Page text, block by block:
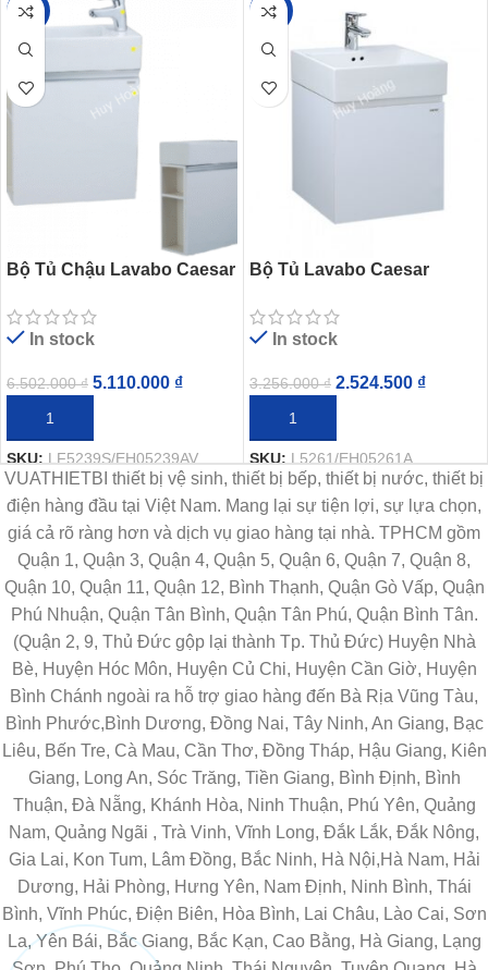
-21%
Bộ Tủ Chậu Lavabo Caesar
In stock
6.502.000₫ 5.110.000 ₫
THÊM VÀO GIỎ HÀNG
SKU:LF5239S/EH05239AV
-22%
Bộ Tủ Lavabo Caesar
In stock
3.256.000₫ 2.524.500 ₫
THÊM VÀO GIỎ HÀNG
SKU:L5261/EH05261A
VUATHIETBI thiết bị vệ sinh, thiết bị bếp, thiết bị nước, thiết bị
điện hàng đầu tại Việt Nam. Mang lại sự tiện lợi, sự lựa chọn,
giá cả rõ ràng hơn và dịch vụ giao hàng tại nhà. TPHCM gồm
Quận 1, Quận 3, Quận 4, Quận 5, Quận 6, Quận 7, Quận 8,
Quận 10, Quận 11, Quận 12, Bình Thạnh, Quận Gò Vấp, Quận
Phú Nhuận, Quận Tân Bình, Quận Tân Phú, Quận Bình Tân.
(Quận 2, 9, Thủ Đức gộp lại thành Tp. Thủ Đức) Huyện Nhà
Bè, Huyện Hóc Môn, Huyện Củ Chi, Huyện Cần Giờ, Huyện
Bình Chánh ngoài ra hỗ trợ giao hàng đến Bà Rịa Vũng Tàu,
Bình Phước,Bình Dương, Đồng Nai, Tây Ninh, An Giang, Bạc
Liêu, Bến Tre, Cà Mau, Cần Thơ, Đồng Tháp, Hậu Giang, Kiên
Giang, Long An, Sóc Trăng, Tiền Giang, Bình Định, Bình
Thuận, Đà Nẵng, Khánh Hòa, Ninh Thuận, Phú Yên, Quảng
Nam, Quảng Ngãi , Trà Vinh, Vĩnh Long, Đắk Lắk, Đắk Nông,
Gia Lai, Kon Tum, Lâm Đồng, Bắc Ninh, Hà Nội,Hà Nam, Hải
Dương, Hải Phòng, Hưng Yên, Nam Định, Ninh Bình, Thái
Bình, Vĩnh Phúc, Điện Biên, Hòa Bình, Lai Châu, Lào Cai, Sơn
La, Yên Bái, Bắc Giang, Bắc Kạn, Cao Bằng, Hà Giang, Lạng